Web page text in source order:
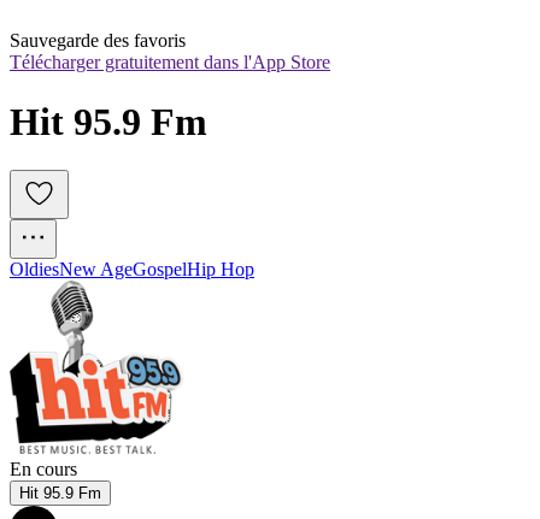
Sauvegarde des favoris
Télécharger gratuitement dans l'App Store
Hit 95.9 Fm
OldiesNew AgeGospelHip Hop
En cours
Hit 95.9 Fm